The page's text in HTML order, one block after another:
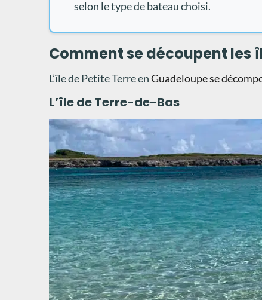
selon le type de bateau choisi.
Comment se découpent les
L’île de Petite Terre enGuadeloupe se
L’île de Terre-de-Bas